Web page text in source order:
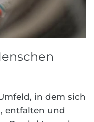
in dem sich
entfalten und